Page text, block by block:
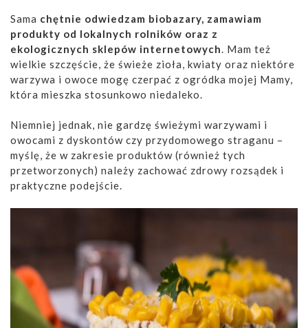
Sama chętnie odwiedzam biobazary, zamawiam
produkty od lokalnych rolników oraz z
ekologicznych sklepów internetowych. Mam też
wielkie szczęście, że świeże zioła, kwiaty oraz niektóre
warzywa i owoce mogę czerpać z ogródka mojej Mamy,
która mieszka stosunkowo niedaleko.
Niemniej jednak, nie gardzę świeżymi warzywami i
owocami z dyskontów czy przydomowego straganu –
myślę, że w zakresie produktów (również tych
przetworzonych) należy zachować zdrowy rozsądek i
praktyczne podejście.